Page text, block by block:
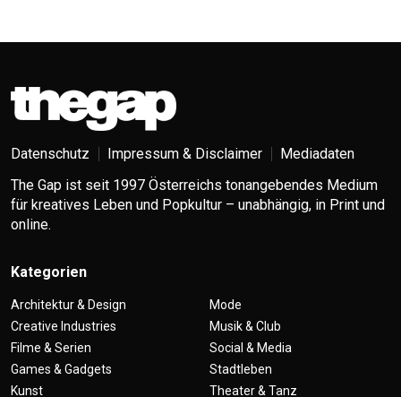
Datenschutz Impressum & Disclaimer
Mediadaten
The Gap ist seit 1997 Österreichs tonangebendes Medium
für kreatives Leben und Popkultur – unabhängig, in Print und
online.
Kategorien
Architektur & Design
Creative Industries
Filme & Serien
Games & Gadgets
Kunst
Mode
Musik & Club
Social & Media
Stadtleben
Theater & Tanz